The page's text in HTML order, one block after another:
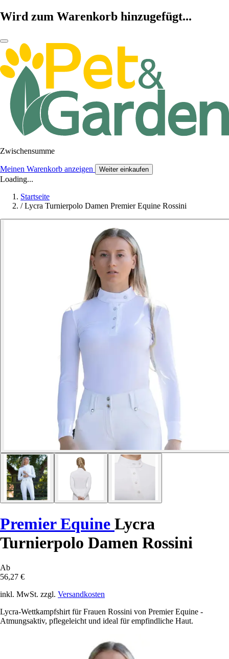
Wird zum Warenkorb hinzugefügt...
Zwischensumme
Meinen Warenkorb anzeigen Weiter einkaufen
Loading...
Startseite
/ Lycra Turnierpolo Damen Premier Equine Rossini
Premier Equine Lycra
Turnierpolo Damen Rossini
Ab
56,27 €
inkl. MwSt. zzgl. Versandkosten
Lycra-Wettkampfshirt für Frauen Rossini von Premier Equine -
Atmungsaktiv, pflegeleicht und ideal für empfindliche Haut.